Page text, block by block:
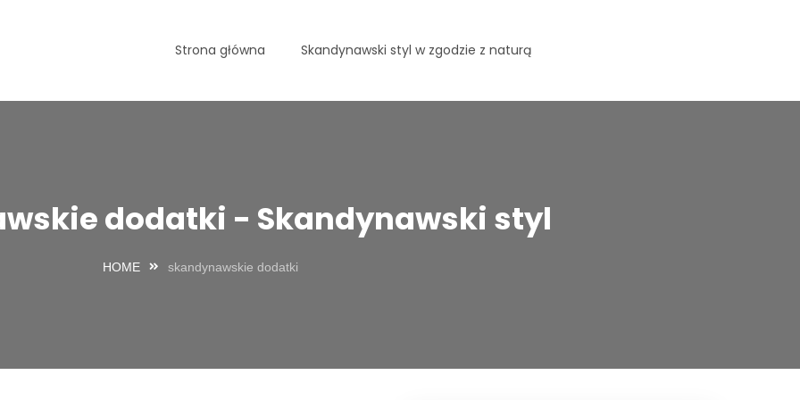
Strona główna Skandynawski styl w zgodzie z naturą
dodatki - Skandynawski styl
HOME skandynawskie dodatki